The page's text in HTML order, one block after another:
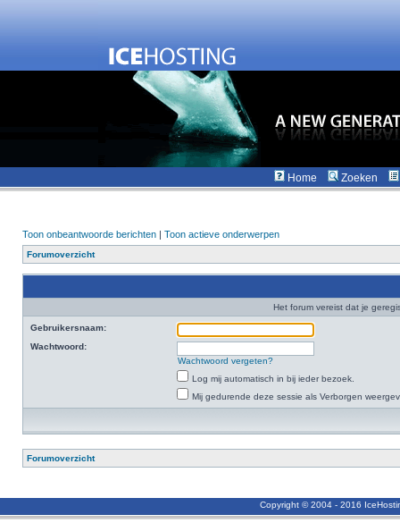
Home Zoeken
Toon onbeantwoorde berichten | Toon actieve onderwerpen
Forumoverzicht
Het forum vereist dat je
Gebruikersnaam:
Wachtwoord:
Wachtwoord vergeten?
Log mij automatisch in bij ieder bezoek.
Mij gedurende deze sessie als Verborgen
Forumoverzicht
Copyright © 2004 - 2016